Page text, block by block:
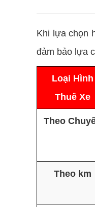
Khi lựa chọn
đảm bảo lựa
Loại Hình
Thuê Xe
Theo
Theo km